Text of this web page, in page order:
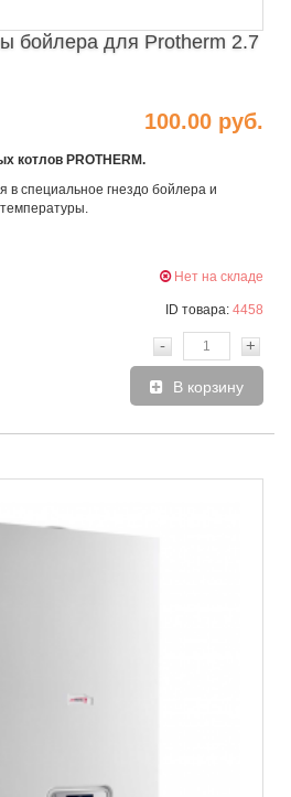
бойлера для Protherm 2.7
100.00 руб.
котлов PROTHERM.
в специальное гнездо бойлера и
Нет на складе
ID товара: 4458
- +
В корзину